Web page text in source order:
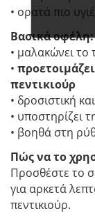
• ορατά πιο
Βασικά οφέλη:
• μαλακώνει
•
πεντικιούρ
• δροσιστική
• υποστηρίζει
• βοηθά στη
Πώς να το
Προσθέστε το
για αρκετά
πεντικιούρ.